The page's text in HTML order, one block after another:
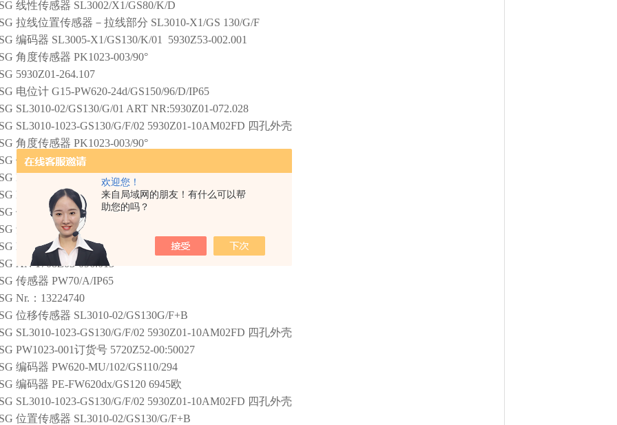
欢迎您！
来自局域网的朋友！有什么可以帮
助您的吗？
线性传感器 SL3002/X1/GS80/K/D
拉线位置传感器－拉线部分 SL3010-X1/GS 130/G/F
编码器 SL3005-X1/GS130/K/01 5930Z53-002.001
角度传感器 PK1023-003/90°
5930Z01-264.107
电位计 G15-PW620-24d/GS150/96/D/IP65
SL3010-02/GS130/G/01 ART NR:5930Z01-072.028
SL3010-1023-GS130/G/F/02 5930Z01-10AM02FD 四孔外壳
角度传感器 PK1023-003/90°
位移传感器 SL3010-X1/GS130/K/F
PW70/A/IP40(40度，AN1708Z03-096.052)
PW70/A/IP40(40度，AN1708Z03-096.052)
位置传感器 5710Z02-003.002 PK-1023-003/90 L43949
角度传感器 PE-WD-01/GS120
PW70
AN 1708Z03-096.013
传感器 PW70/A/IP65
Nr.：13224740
位移传感器 SL3010-02/GS130G/F+B
SL3010-1023-GS130/G/F/02 5930Z01-10AM02FD 四孔外壳
PW1023-001订货号 5720Z52-00:50027
编码器 PW620-MU/102/GS110/294
编码器 PE-FW620dx/GS120 6945欧
SL3010-1023-GS130/G/F/02 5930Z01-10AM02FD 四孔外壳
位置传感器 SL3010-02/GS130/G/F+B